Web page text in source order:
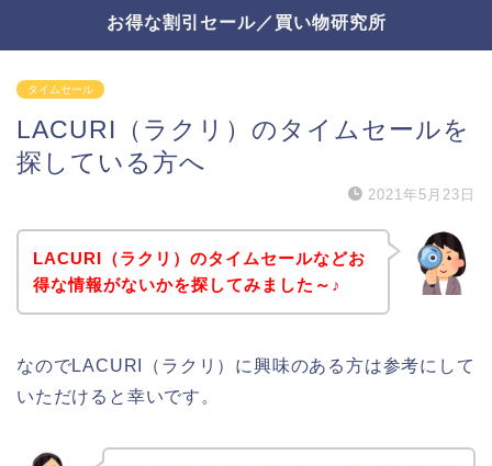
お得な割引セール／買い物研究所
タイムセール
LACURI（ラクリ）のタイムセールを
探している方へ
2021年5月23日
LACURI（ラクリ）のタイムセールなどお
得な情報がないかを探してみました～♪
なのでLACURI（ラクリ）に興味のある方は参考にして
いただけると幸いです。